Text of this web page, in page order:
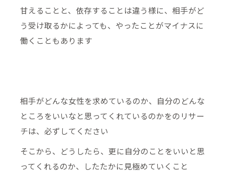
甘えることと、依存することは違う様に、相手がど
う受け取るかによっても、やったことがマイナスに
働くこともあります
相手がどんな女性を求めているのか、自分のどんな
ところをいいなと思ってくれているのかをのリサー
チは、必ずしてください
そこから、どうしたら、更に自分のことをいいと思
ってくれるのか、したたかに見極めていくこと